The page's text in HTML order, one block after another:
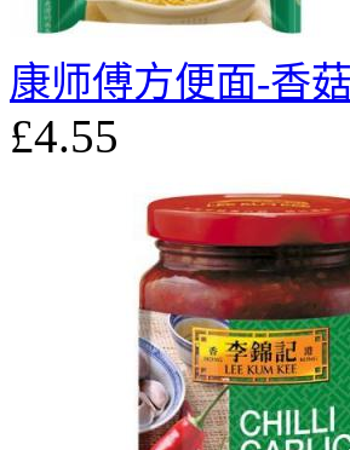
康师傅方便面-香
£4.55